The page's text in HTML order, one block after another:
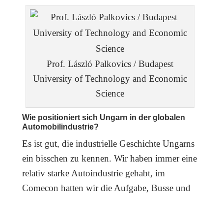
Prof. László Palkovics / Budapest
University of Technology and Economic
Science
Wie positioniert sich Ungarn in der globalen
Automobilindustrie?
Es ist gut, die industrielle Geschichte Ungarns
ein bisschen zu kennen. Wir haben immer eine
relativ starke Autoindustrie gehabt, im
Comecon hatten wir die Aufgabe, Busse und